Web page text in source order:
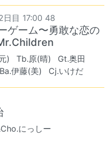
日目 17:00 48
ゲーム〜勇敢な恋の
) Tb.原(晴)
Gt.奥田
Ba.伊藤(美) Cj.いけだ
にっしー